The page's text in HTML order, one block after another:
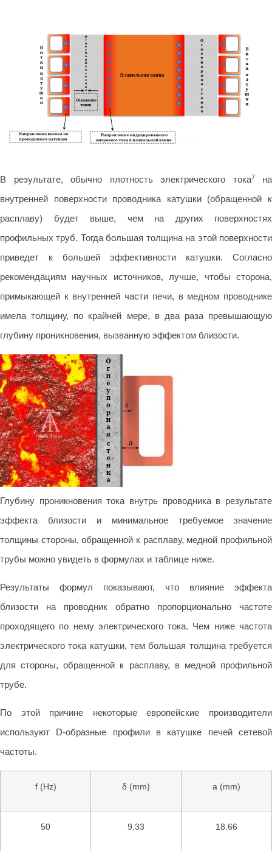
В результате, обычно плотность электрического тока7на
внутренней поверхности проводника катушки (обращенной к
расплаву) будет выше, чем на других поверхностях
профильных труб. Тогда большая толщина на этой поверхности
приведет к большей эффективности катушки. Согласно
рекомендациям научных источников, лучше, чтобы сторона,
примыкающей к внутренней части печи, в медном проводнике
имела толщину, по крайней мере, в два раза превышающую
глубину проникновения, вызванную эффектом близости.
Глубину проникновения тока внутрь проводника в результате
эффекта близости и минимальное требуемое значение
толщины стороны, обращенной к расплаву, медной профильной
трубы можно увидеть в формулах и таблице ниже.
Результаты формул показывают, что влияние эффекта
близости на проводник обратно пропорционально частоте
проходящего по нему электрического тока. Чем ниже частота
электрического тока катушки, тем большая толщина требуется
для стороны, обращенной к расплаву, в медной профильной
трубе.
По этой причине некоторые европейские производители
используют D-образные профили в катушке печей сетевой
частоты.
f (Hz) δ (mm) a (mm)
50 9.33 18.66